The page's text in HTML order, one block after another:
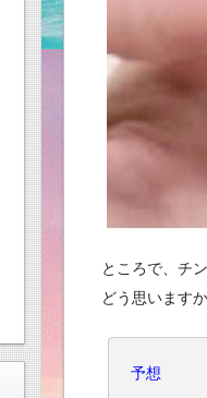
ところで、チ
どう思います
予想